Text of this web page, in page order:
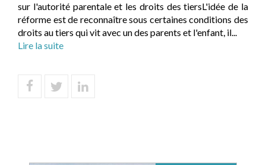
sur l'autorité parentale et les droits des tiersL'idée de la
réforme est de reconnaître sous certaines conditions des
droits au tiers qui vit avec un des parents et l'enfant, il...
Lire la suite